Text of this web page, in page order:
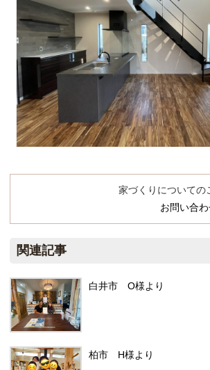
家づくりについての
お問い合
関連記事
白井市 O様より
柏市 H様より